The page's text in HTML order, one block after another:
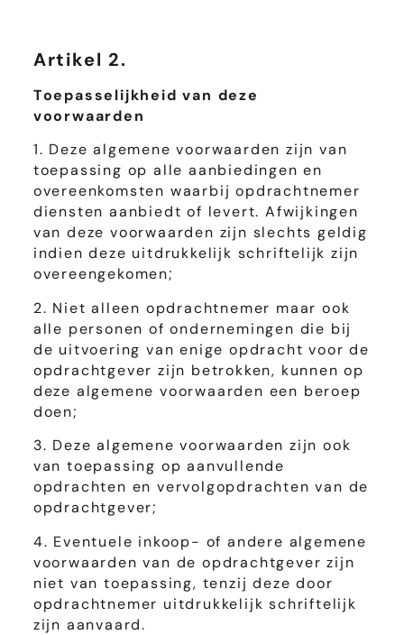
Artikel 2.
Toepasselijkheid van deze
voorwaarden
1. Deze algemene voorwaarden zijn van
toepassing op alle aanbiedingen en
overeenkomsten waarbij opdrachtnemer
diensten aanbiedt of levert. Afwijkingen
van deze voorwaarden zijn slechts geldig
indien deze uitdrukkelijk schriftelijk zijn
overeengekomen;
2. Niet alleen opdrachtnemer maar ook
alle personen of ondernemingen die bij
de uitvoering van enige opdracht voor de
opdrachtgever zijn betrokken, kunnen op
deze algemene voorwaarden een beroep
doen;
3. Deze algemene voorwaarden zijn ook
van toepassing op aanvullende
opdrachten en vervolgopdrachten van de
opdrachtgever;
4. Eventuele inkoop- of andere algemene
voorwaarden van de opdrachtgever zijn
niet van toepassing, tenzij deze door
opdrachtnemer uitdrukkelijk schriftelijk
zijn aanvaard.